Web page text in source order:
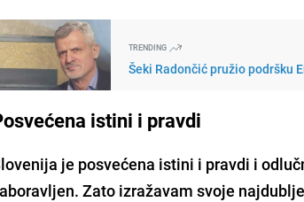
TRENDING
Šeki Radončić pružio podršku
istini i pravdi
je posvećena istini i pravdi i
Zato izražavam svoje